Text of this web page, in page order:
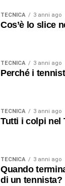
TECNICA 3 anni ago
Cos’è lo slice
TECNICA 3 anni ago
Perché i
TECNICA 3 anni ago
Tutti i colpi nel
TECNICA 3 anni ago
Quando
di un tennista?